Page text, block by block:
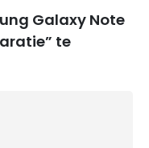
Galaxy Note
te